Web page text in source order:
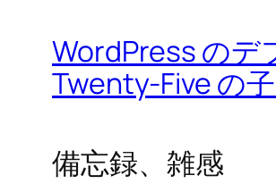
WordPress のデ
Twenty-Five の
備忘録、雑感